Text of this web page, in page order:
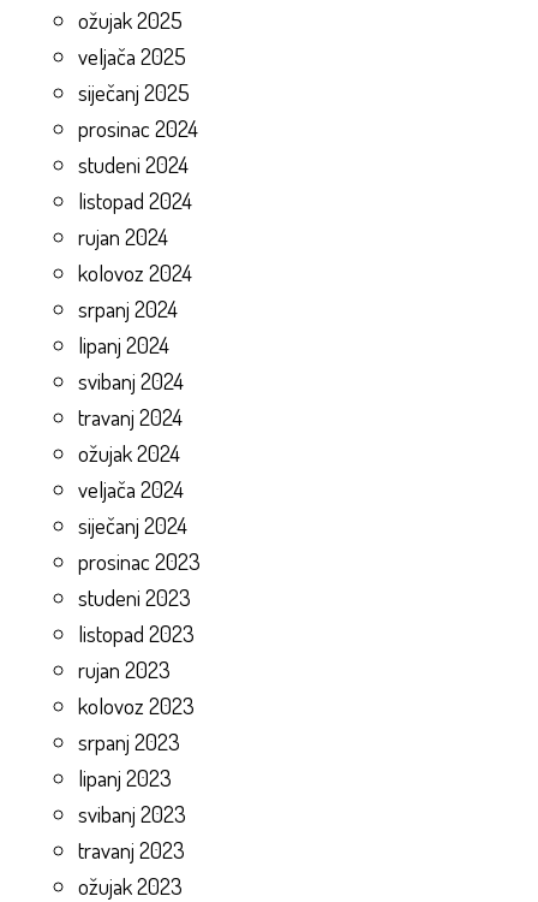
ožujak 2025
veljača 2025
siječanj 2025
prosinac 2024
studeni 2024
listopad 2024
rujan 2024
kolovoz 2024
srpanj 2024
lipanj 2024
svibanj 2024
travanj 2024
ožujak 2024
veljača 2024
siječanj 2024
prosinac 2023
studeni 2023
listopad 2023
rujan 2023
kolovoz 2023
srpanj 2023
lipanj 2023
svibanj 2023
travanj 2023
ožujak 2023